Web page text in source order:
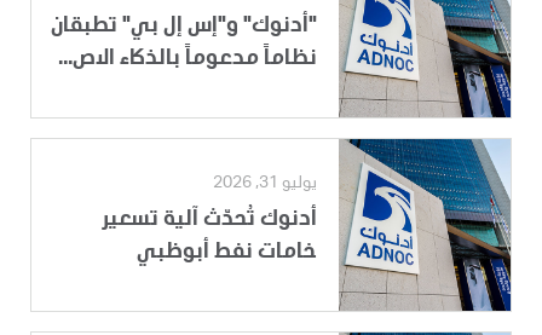
"أدنوك" و"إس إل بي" تطبقان
نظاماً مدعوماً بالذكاء الاص...
يوليو 31, 2026
أدنوك تُحدّث آلية تسعير
خامات نفط أبوظبي